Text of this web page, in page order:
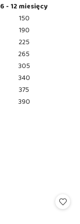
6 - 12 miesięcy
150
190
225
265
305
340
375
390